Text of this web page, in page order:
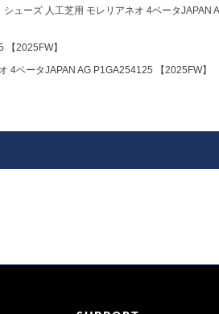
ューズ 人工芝用 モレリアネオ 4ベータJAPAN
2025FW】
4ベータJAPAN AG P1GA254125 【2025FW】